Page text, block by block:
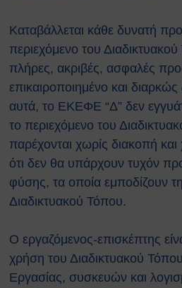
Καταβάλλεται κάθε δυνατή
περιεχόμενο του Διαδικτυακού
πλήρες, ακριβές, ασφαλές
επικαιροποιημένο και
αυτά, το ΕΚΕΦΕ “Δ” δεν
το περιεχόμενο του
παρέχονται χωρίς διακοπή
ότι δεν θα υπάρχουν τυχόν
φύσης, τα οποία εμποδίζουν
Διαδικτυακού Τόπου.
Ο εργαζόμενος-επισκέπτης
χρήση του Διαδικτυακού
Εργασίας, συσκευών και